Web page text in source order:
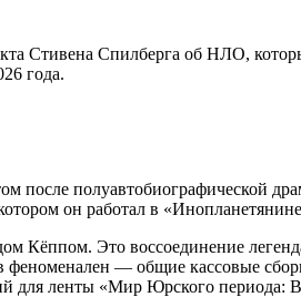
Стивена Спилберга об НЛО,
года.
после полуавтобиографической
он работал в
Это воссоединение
— общие кассовые
для ленты «Мир Юрского периода: